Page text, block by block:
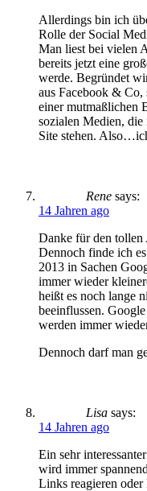
Allerdings bin ich
Rolle der Social
Man liest bei vielen
bereits jetzt eine
werde. Begründet
aus Facebook &
einer mutmaßlichen
sozialen Medien,
Site stehen.
Rene says:
14 Jahren ago
Danke für den tollen
Dennoch finde ich
2013 in Sachen
immer wieder
heißt es noch lange
beeinflussen.
werden immer
Dennoch darf man
Lisa says:
14 Jahren ago
Ein sehr
wird immer
Links reagieren oder